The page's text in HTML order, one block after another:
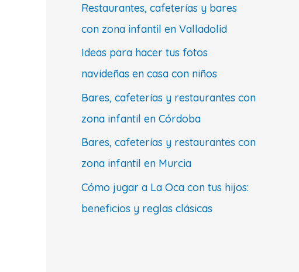
Restaurantes, cafeterías y bares
con zona infantil en Valladolid
Ideas para hacer tus fotos
navideñas en casa con niños
Bares, cafeterías y restaurantes con
zona infantil en Córdoba
Bares, cafeterías y restaurantes con
zona infantil en Murcia
Cómo jugar a La Oca con tus hijos:
beneficios y reglas clásicas